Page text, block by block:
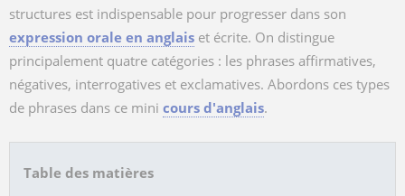
structures est indispensable pour progresser dans son
expression orale en anglais et écrite. On distingue
principalement quatre catégories : les phrases affirmatives,
négatives, interrogatives et exclamatives. Abordons ces types
de phrases dans ce mini cours d'anglais.
Table des matières